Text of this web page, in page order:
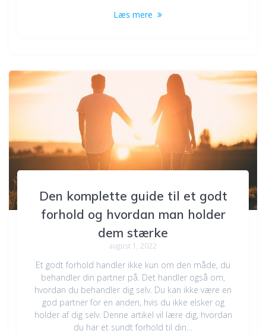
Læs mere
Den komplette guide til et godt
forhold og hvordan man holder
dem stærke
august 1, 2022
Et godt forhold handler ikke kun om den måde, du
behandler din partner på. Det handler også om,
hvordan du behandler dig selv. Du kan ikke være en
god partner for en anden, hvis du ikke elsker og
holder af dig selv. Denne artikel vil lære dig, hvordan
du har et sundt forhold til din…